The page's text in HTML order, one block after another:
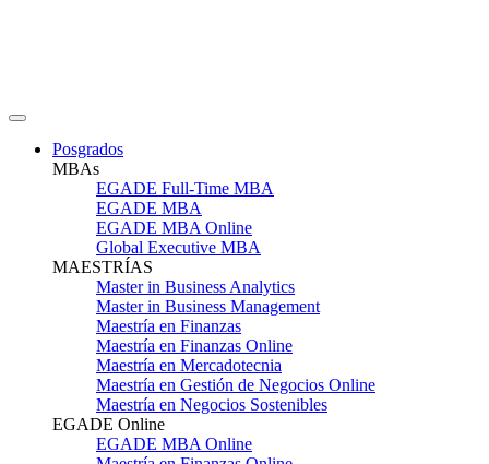
Posgrados
MBAs
EGADE Full-Time MBA
EGADE MBA
EGADE MBA Online
Global Executive MBA
MAESTRÍAS
Master in Business Analytics
Master in Business Management
Maestría en Finanzas
Maestría en Finanzas Online
Maestría en Mercadotecnia
Maestría en Gestión de Negocios Online
Maestría en Negocios Sostenibles
EGADE Online
EGADE MBA Online